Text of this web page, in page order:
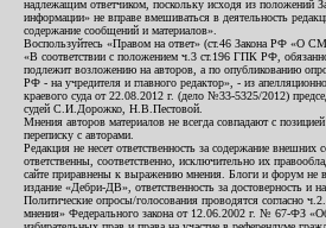
надлежащим ответчиком, поскольку исходя из положений
информации» не вправе вмешиваться в деятельность
содержание сообщений и материалов».
Воспользуйтесь «Правом на ответ» (ст.46 Закона РФ «О
«В соответствии с положением ч.3 ст.196 ГПК РФ,
подлежит возложению на авторов, а по опубликованию
РФ - на учредителя и главного редактор», - из
краевого суда от 22.08.2012 г. (дело №33-5325/2012)
судей С.И.Дорожко, Н.В.Пестовой.
Мнения авторов материалов не всегда совпадают с
переписку с авторами.
Редакция не несет ответственность за содержание
ответственны, соответственно, исключительно их
сайте приравнены к выражению мнения. Блоги и форум не
издание «Дебри-ДВ», ответственность за достоверность и
Политические опросы/голосования проводятся согласно
мнения» Федерального закона от 12.06.2002 г. № 67-ФЗ